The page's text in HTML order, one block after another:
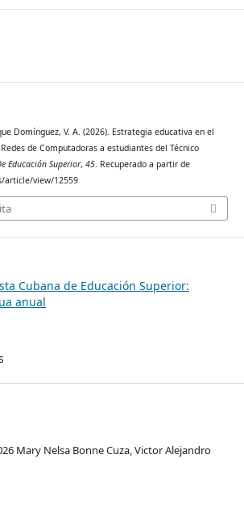
Domínguez, V. A. (2026). Estrategia educativa en el
de Computadoras a estudiantes del Técnico
Educación Superior, 45. Recuperado a partir de
article/view/12559
Cubana de Educación Superior:
anual
Mary Nelsa Bonne Cuza, Victor Alejandro